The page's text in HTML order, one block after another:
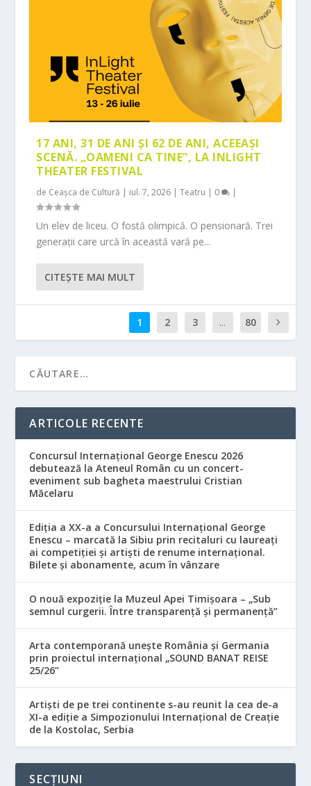
17 ANI, 31 DE ANI ȘI 62 DE ANI, ACEEAȘI
SCENĂ. „OAMENI CA TINE”, LA INLIGHT
THEATER FESTIVAL
de Ceașca de Cultură | iul. 7, 2026 |Teatru | 0 |
Un elev de liceu. O fostă olimpică. O pensionară. Trei
generații care urcă în această vară pe...
CITEŞTE MAI MULT
1 2 3 ... 80
ARTICOLE RECENTE
Concursul Internațional George Enescu 2026
debutează la Ateneul Român cu un concert-
eveniment sub bagheta maestrului Cristian
Măcelaru
Ediția a XX-a a Concursului Internațional George
Enescu – marcată la Sibiu prin recitaluri cu laureați
ai competiției și artiști de renume internațional.
Bilete și abonamente, acum în vânzare
O nouă expoziție la Muzeul Apei Timișoara – „Sub
semnul curgerii. Între transparență și permanență”
Arta contemporană unește România și Germania
prin proiectul internațional „SOUND BANAT REISE
25/26”
Artiști de pe trei continente s-au reunit la cea de-a
XI-a ediție a Simpozionului Internațional de Creație
de la Kostolac, Serbia
SECȚIUNI